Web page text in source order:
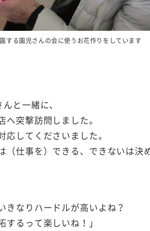
する園児さんの会に使うお花作りをしています
と一緒に、
突撃訪問しました。
してくださいました。
（仕事を）できる、できないは決
きなりハードルが高いよね？
るって楽しいね！」